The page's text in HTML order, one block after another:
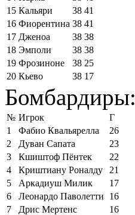
15 Кальяри 38 41
16 Фиорентина 38 41
17 Дженоа 38 38
18 Эмполи 38 38
19 Фрозиноне 38 25
20 Кьево 38 17
Бомбардиры:
№ Игрок
Г
1
Фабио Квальярелла
26
2
Дуван Сапата
23
3
Кшиштоф Пёнтек
22
4
Криштиану Роналду
21
5
Аркадиуш Милик
17
6
Леонардо Паволетти
16
7
Дрис Мертенс
16